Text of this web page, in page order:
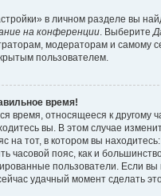
в личном разделе вы
на конференции. Выберите
модераторам и самому
пользователем.
время!
время, относящееся к другому
вы. В этом случае
на тот, в котором вы
часовой пояс, как и
пользователи. Если вы
удачный момент сделать